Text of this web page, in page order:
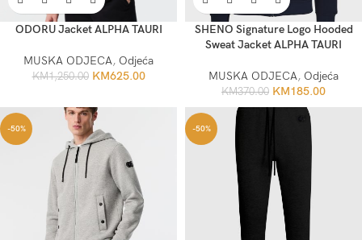
ODORU Jacket ALPHA TAURI
MUSKA ODJECA, Odjeća
KM1,250.00 KM625.00
SHENO Signature Logo Hooded
Sweat Jacket ALPHA TAURI
MUSKA ODJECA, Odjeća
KM370.00 KM185.00
-50% -50%